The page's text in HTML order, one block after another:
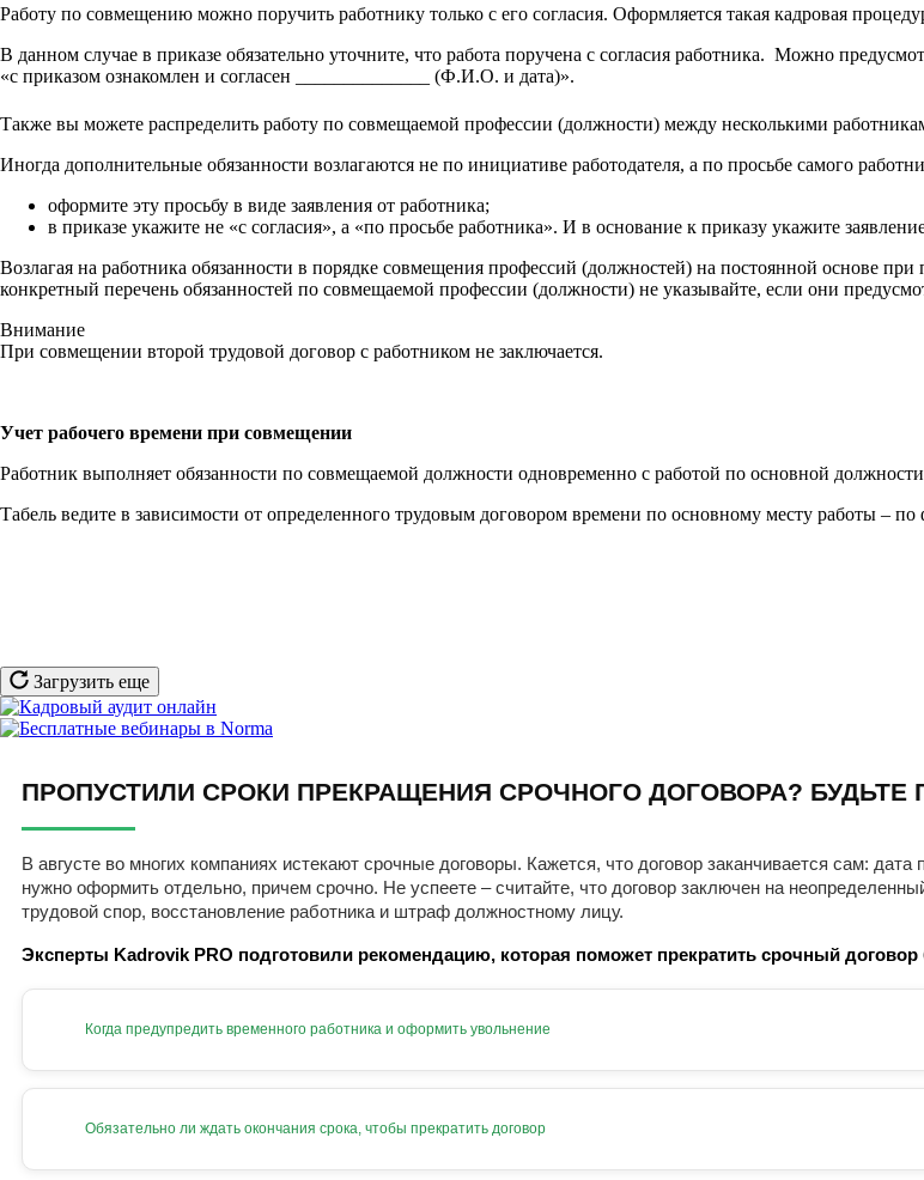
Работу по совмещению можно поручить работнику только с его согласия. Оформляется такая кадровая
В данном случае в приказе обязательно уточните, что работа поручена с согласия работника. Можно
«с приказом ознакомлен и согласен ______________ (Ф.И.О. и дата)».
Также вы можете распределить работу по совмещаемой профессии (должности) между несколькими
Иногда дополнительные обязанности возлагаются не по инициативе работодателя, а по просьбе самого
оформите эту просьбу в виде заявления от работника;
в приказе укажите не «с согласия», а «по просьбе работника». И в основание к приказу укажите
Возлагая на работника обязанности в порядке совмещения профессий (должностей) на постоянной основе
конкретный перечень обязанностей по совмещаемой профессии (должности) не указывайте, если они
Внимание
При совмещении второй трудовой договор с работником не заключается.
Учет рабочего времени при совмещении
Работник выполняет обязанности по совмещаемой должности одновременно с работой по основной
Табель ведите в зависимости от определенного трудовым договором времени по основному месту работы –
Загрузить еще
ПРОПУСТИЛИ СРОКИ ПРЕКРАЩЕНИЯ СРОЧНОГО ДОГОВОРА?
В августе во многих компаниях истекают срочные договоры. Кажется, что договор заканчивается сам:
нужно оформить отдельно, причем срочно. Не успеете – считайте, что договор заключен на
трудовой спор, восстановление работника и штраф должностному лицу.
Эксперты Kadrovik PRO подготовили рекомендацию, которая поможет прекратить срочный
Когда предупредить временного работника и оформить увольнение
Обязательно ли ждать окончания срока, чтобы прекратить договор